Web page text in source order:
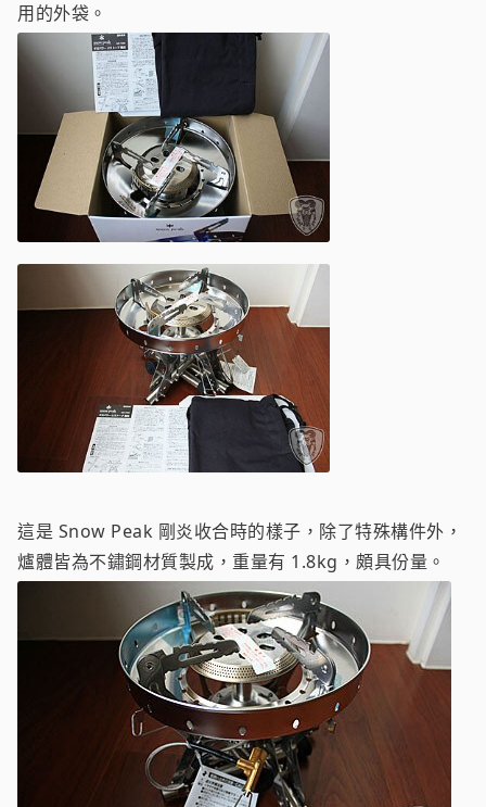
用的外袋。
這是 Snow Peak 剛炎收合時的樣子，除了特殊構件外，
爐體皆為不鏽鋼材質製成，重量有 1.8kg，頗具份量。